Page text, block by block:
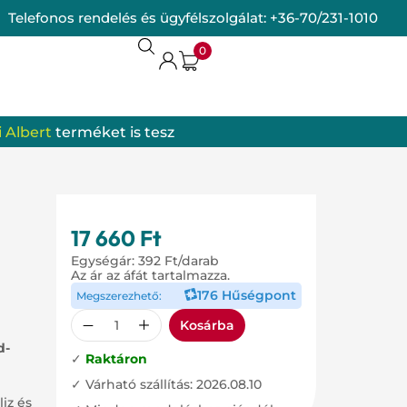
Telefonos rendelés és ügyfélszolgálat: +36-70/231-1010
0
Albert terméket is tesz
és
17 660 Ft
Egységár: 392 Ft/darab
Az ár az áfát tartalmazza.
Megszerezhető:
176 Hűségpont
Kosárba
✓ Raktáron
✓ Várható szállítás: 2026.08.10